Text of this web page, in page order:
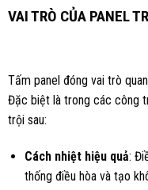
VAI TRÒ CỦA PANEL
Tấm panel đóng vai trò
Đặc biệt là trong các công
trội sau:
Cách nhiệt hiệu quả:
thống điều hòa và tạo